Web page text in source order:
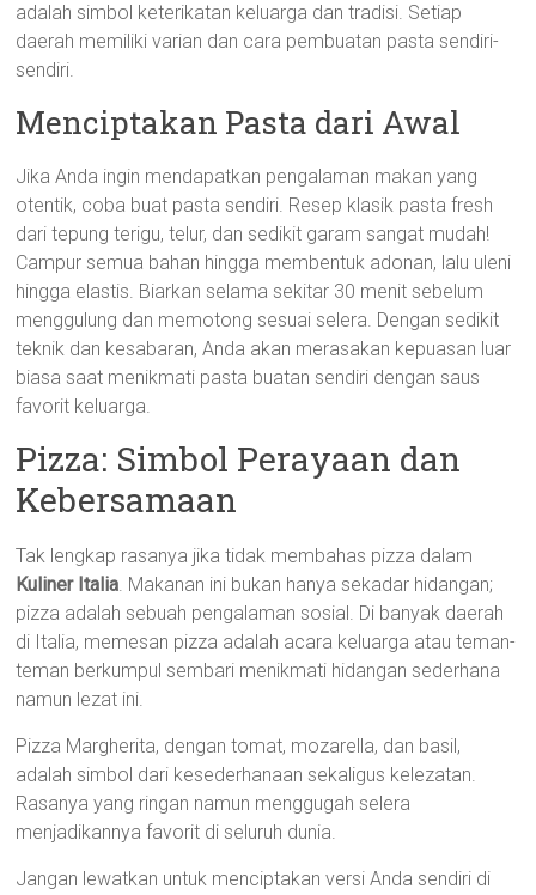
adalah simbol keterikatan keluarga dan tradisi. Setiap
daerah memiliki varian dan cara pembuatan pasta sendiri-
sendiri.
Menciptakan Pasta dari Awal
Jika Anda ingin mendapatkan pengalaman makan yang
otentik, coba buat pasta sendiri. Resep klasik pasta fresh
dari tepung terigu, telur, dan sedikit garam sangat mudah!
Campur semua bahan hingga membentuk adonan, lalu uleni
hingga elastis. Biarkan selama sekitar 30 menit sebelum
menggulung dan memotong sesuai selera. Dengan sedikit
teknik dan kesabaran, Anda akan merasakan kepuasan luar
biasa saat menikmati pasta buatan sendiri dengan saus
favorit keluarga.
Pizza: Simbol Perayaan dan
Kebersamaan
Tak lengkap rasanya jika tidak membahas pizza dalam
Kuliner Italia. Makanan ini bukan hanya sekadar hidangan;
pizza adalah sebuah pengalaman sosial. Di banyak daerah
di Italia, memesan pizza adalah acara keluarga atau teman-
teman berkumpul sembari menikmati hidangan sederhana
namun lezat ini.
Pizza Margherita, dengan tomat, mozarella, dan basil,
adalah simbol dari kesederhanaan sekaligus kelezatan.
Rasanya yang ringan namun menggugah selera
menjadikannya favorit di seluruh dunia.
Jangan lewatkan untuk menciptakan versi Anda sendiri di